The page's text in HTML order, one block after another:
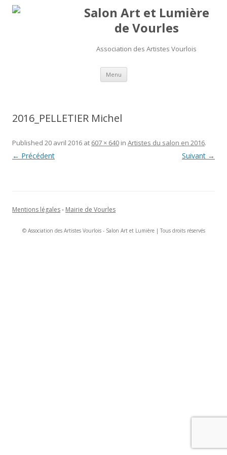
Salon Art et Lumière
de Vourles
Association des Artistes Vourlois
Menu Aller au contenu
2016_PELLETIER Michel
Published 20 avril 2016 at 607 × 640 in Artistes du salon en 2016.
← Précédent Suivant →
Mentions légales- Mairie de Vourles
© Association des Artistes Vourlois - Salon Art et Lumière | Tous droits réservés